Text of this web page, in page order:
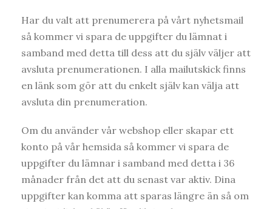
Har du valt att prenumerera på vårt nyhetsmail
så kommer vi spara de uppgifter du lämnat i
samband med detta till dess att du själv väljer att
avsluta prenumerationen. I alla mailutskick finns
en länk som gör att du enkelt själv kan välja att
avsluta din prenumeration.
Om du använder vår webshop eller skapar ett
konto på vår hemsida så kommer vi spara de
uppgifter du lämnar i samband med detta i 36
månader från det att du senast var aktiv. Dina
uppgifter kan komma att sparas längre än så om